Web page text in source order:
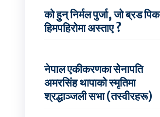
को हुन् निर्मल पुर्जा, जो ब्रड पिक
हिमपहिरोमा अस्ताए ?
नेपाल एकीकरणका सेनापति
अमरसिंह थापाको स्मृतिमा
श्रद्धाञ्जली सभा (तस्वीरहरू)